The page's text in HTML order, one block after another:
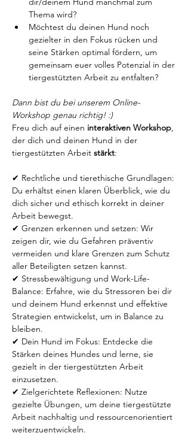
Thema wird?
Möchtest du deinen Hund noch
gezielter in den Fokus rücken und
seine Stärken optimal fördern, um
gemeinsam euer volles Potenzial in der
tiergestützten Arbeit zu entfalten?
Dann bist du bei unserem Online-
Workshop genau richtig! :)
Freu dich auf einen interaktiven Workshop,
der dich und deinen Hund in der
tiergestützten Arbeit stärkt:
✔ Rechtliche und tierethische Grundlagen:
Du erhältst einen klaren Überblick, wie du
dich sicher und ethisch korrekt in deiner
Arbeit bewegst.
✔ Grenzen erkennen und setzen: Wir
zeigen dir, wie du Gefahren präventiv
vermeiden und klare Grenzen zum Schutz
aller Beteiligten setzen kannst.
✔ Stressbewältigung und Work-Life-
Balance: Erfahre, wie du Stressoren bei dir
und deinem Hund erkennst und effektive
Strategien entwickelst, um in Balance zu
bleiben.
✔ Dein Hund im Fokus: Entdecke die
Stärken deines Hundes und lerne, sie
gezielt in der tiergestützten Arbeit
einzusetzen.
✔ Zielgerichtete Reflexionen: Nutze
gezielte Übungen, um deine tiergestützte
Arbeit nachhaltig und ressourcenorientiert
weiterzuentwickeln.